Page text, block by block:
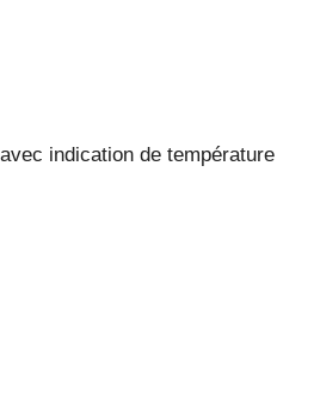
indication de température